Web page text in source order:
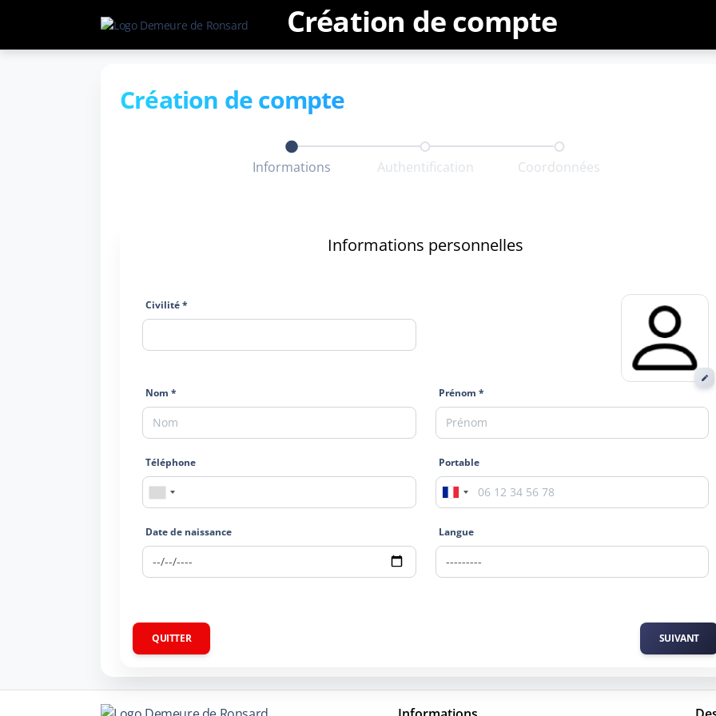
Création de compte
Création de compte
Informations Authentification Coordonnées
Informations personnelles
Civilité *
Nom * Prénom *
Téléphone Portable
Date de naissance Langue
QUITTER SUIVANT